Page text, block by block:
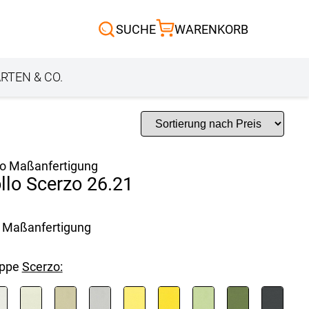
SUCHE WARENKORB
Scheibengardinen
& CO.
Maßanfertigung
Scerzo 26.21
Maßanfertigung
Scerzo: